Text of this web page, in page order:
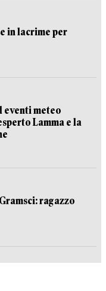
in lacrime per
eventi meteo
Lamma e la
ragazzo